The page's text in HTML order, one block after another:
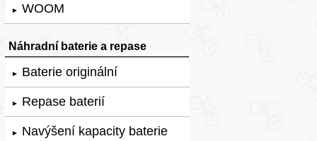
► WOOM
Náhradní baterie a repase
► Baterie originální
► Repase baterií
► Navýšení kapacity baterie